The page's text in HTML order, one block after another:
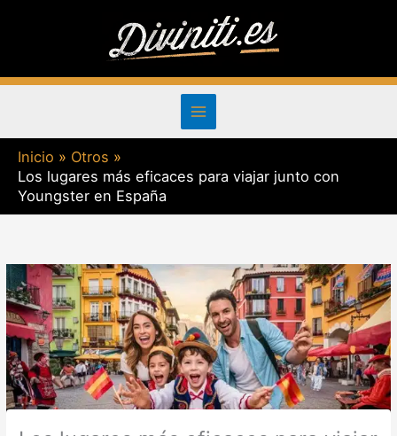
Inicio
Otros
Los lugares más eficaces para viajar junto con
Youngster en España